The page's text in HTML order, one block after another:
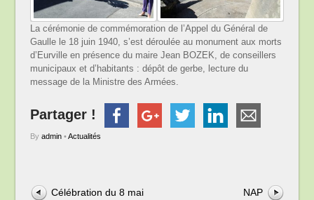
La cérémonie de commémoration de l’Appel du Général de
Gaulle le 18 juin 1940, s’est déroulée au monument aux morts
d’Eurville en présence du maire Jean BOZEK, de conseillers
municipaux et d’habitants : dépôt de gerbe, lecture du
message de la Ministre des Armées.
Partager !
By admin• Actualités
Célébration du 8 mai NAP